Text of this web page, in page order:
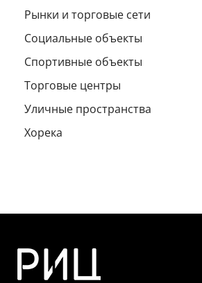
Рынки и торговые сети
Социальные объекты
Спортивные объекты
Торговые центры
Уличные пространства
Хорека